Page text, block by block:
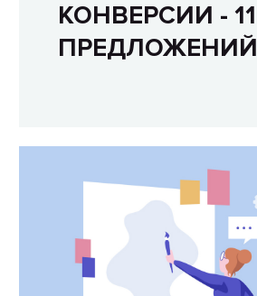
КОНВЕРСИИ - 11
ПРЕДЛОЖЕНИЙ